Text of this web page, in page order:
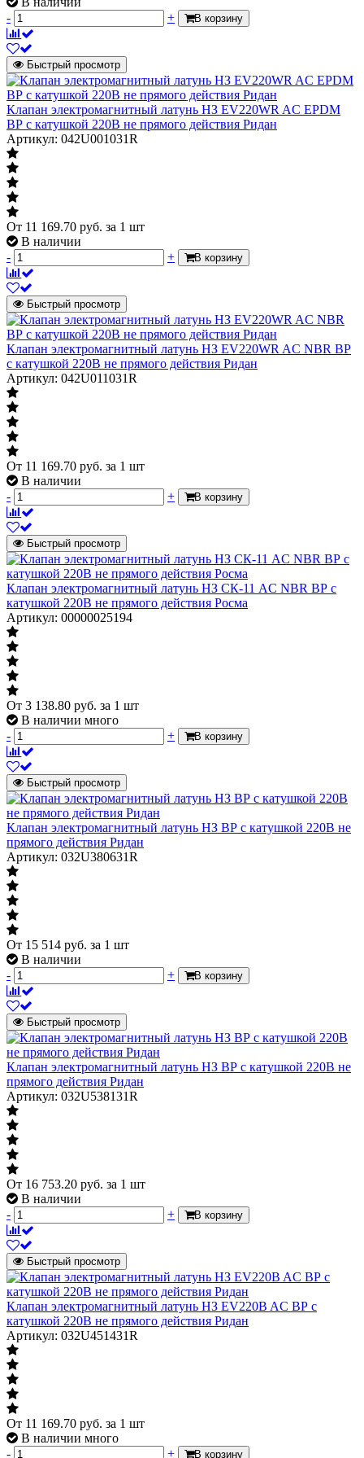
-
+ В корзину
Быстрый просмотр
Клапан электромагнитный латунь НЗ EV220WR AC EPDM
ВР с катушкой 220В не прямого действия Ридан
Артикул: 042U001031R
От 11 169.70 руб. за 1 шт
В наличии
-
+ В корзину
Быстрый просмотр
Клапан электромагнитный латунь НЗ EV220WR AC NBR ВР
с катушкой 220В не прямого действия Ридан
Артикул: 042U011031R
От 11 169.70 руб. за 1 шт
В наличии
-
+ В корзину
Быстрый просмотр
Клапан электромагнитный латунь НЗ СК-11 AC NBR ВР с
катушкой 220В не прямого действия Росма
Артикул: 00000025194
От 3 138.80 руб. за 1 шт
В наличии много
-
+ В корзину
Быстрый просмотр
Клапан электромагнитный латунь НЗ ВР с катушкой 220В не
прямого действия Ридан
Артикул: 032U380631R
От 15 514 руб. за 1 шт
В наличии
-
+ В корзину
Быстрый просмотр
Клапан электромагнитный латунь НЗ ВР с катушкой 220В не
прямого действия Ридан
Артикул: 032U538131R
От 16 753.20 руб. за 1 шт
В наличии
-
+ В корзину
Быстрый просмотр
Клапан электромагнитный латунь НЗ EV220B AC ВР с
катушкой 220В не прямого действия Ридан
Артикул: 032U451431R
От 11 169.70 руб. за 1 шт
В наличии много
-
+ В корзину